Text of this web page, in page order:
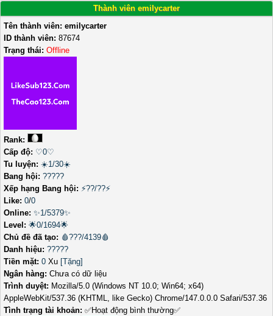
Thành viên emilycarter
Tên thành viên: emilycarter
ID thành viên: 87674
Trạng thái: Offline
Rank:
Cấp độ: ♡0♡
Tu luyện: ☀️1/30☀️
Bang hội: ?????
Xếp hạng Bang hội: ⚡??/??⚡
Like: 0/0
Online: ✨1/5379✨
Level: 🌟0/1694🌟
Chủ đề đã tạo: 🩸???/4139🩸
Danh hiệu: ?????
Tiền mặt: 0 Xu [Tặng]
Ngân hàng: Chưa có dữ liệu
Trình duyệt: Mozilla/5.0 (Windows NT 10.0; Win64; x64)
AppleWebKit/537.36 (KHTML, like Gecko) Chrome/147.0.0.0 Safari/537.36
Tình trạng tài khoản: ✅Hoạt động bình thường✅